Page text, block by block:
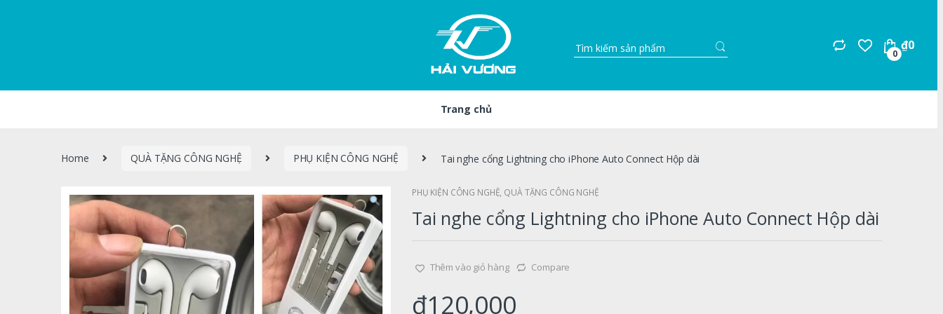
for:
0
₫0
Trang chủ
Home QUÀ TẶNG CÔNG NGHỆ PHỤ KIỆN CÔNG NGHỆ Tai nghe cổng Lightning cho iPhone Auto Connect Hộp dài
PHỤ KIỆN CÔNG NGHỆ, QUÀ TẶNG CÔNG NGHỆ
Tai nghe cổng Lightning cho iPhone Auto Connect Hộp dài
Thêm vào giỏ hàng Compare
₫120,000